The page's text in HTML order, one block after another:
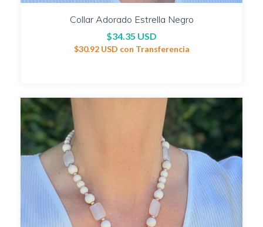
Collar Adorado Estrella Negro
$34.35 USD
$30.92 USD con Transferencia